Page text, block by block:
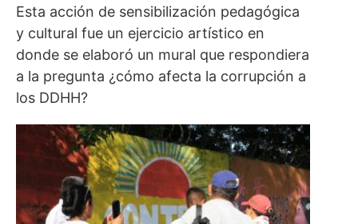
Esta acción de sensibilización pedagógica
y cultural fue un ejercicio artístico en
donde se elaboró un mural que respondiera
a la pregunta ¿cómo afecta la corrupción a
los DDHH?